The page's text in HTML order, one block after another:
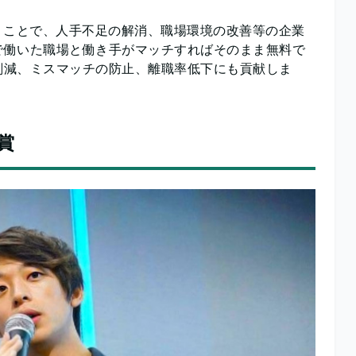
とで、人手不足の解消、職場環境の改善等の企業
いた職場と働き手がマッチすればそのまま無料で
、ミスマッチの防止、離職率低下にも貢献しま